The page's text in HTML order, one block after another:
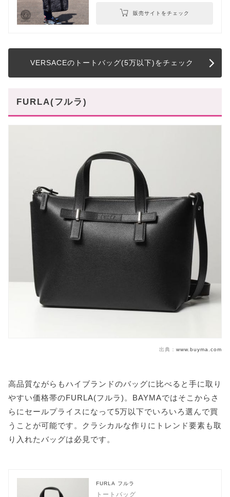
販売サイトをチェック
VERSACEのトートバッグ(5万以下)をチェック
FURLA(フルラ)
出典： www.buyma.com
高品質ながらもハイブランドのバッグに比べると手に取り
やすい価格帯のFURLA(フルラ)。BAYMAではそこからさ
らにセールプライスになって5万以下でいろいろ選んで買
うことが可能です。クラシカルな作りにトレンド要素も取
り入れたバッグは必見です。
FURLA フルラ
トートバッグ